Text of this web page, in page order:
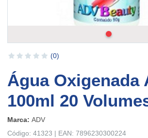
(0)
Água Oxigenada
100ml 20
Marca: ADV
Código: 41323 | EAN: 7896230300224